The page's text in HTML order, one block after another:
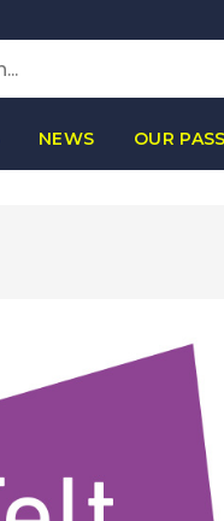
NEWS OUR